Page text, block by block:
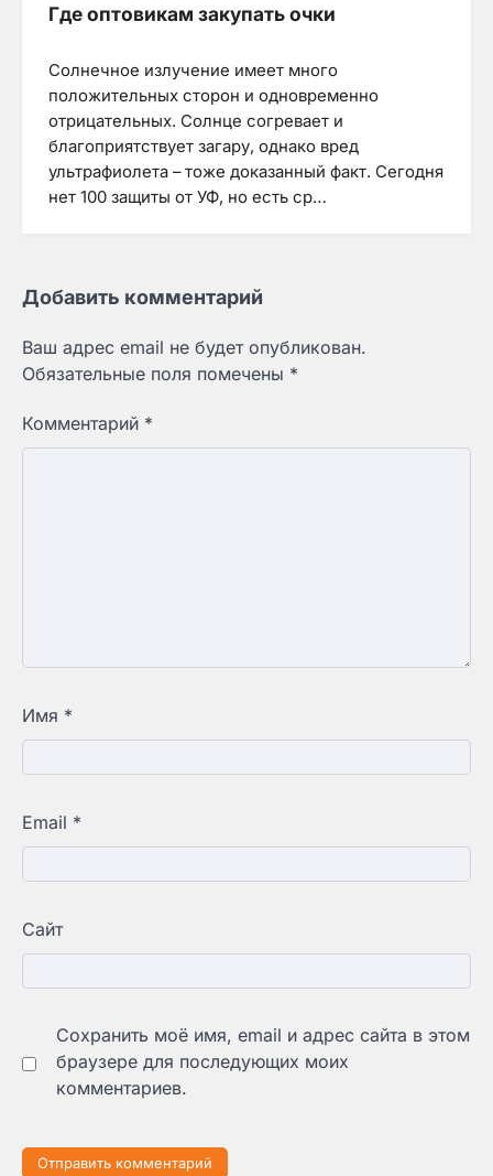
Где оптовикам закупать очки
Солнечное излучение имеет много
положительных сторон и одновременно
отрицательных. Солнце согревает и
благоприятствует загару, однако вред
ультрафиолета – тоже доказанный факт. Сегодня
нет 100 защиты от УФ, но есть ср…
Добавить комментарий
Ваш адрес email не будет опубликован.
Обязательные поля помечены *
Комментарий *
Имя *
Email *
Сайт
Сохранить моё имя, email и адрес сайта в этом
браузере для последующих моих
комментариев.